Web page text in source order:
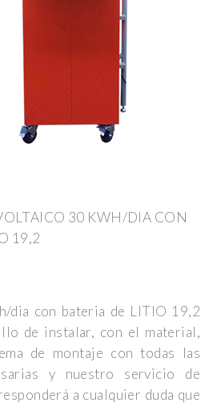
30 KWH/DIA CON
19,2
dia con bateria de LITIO 19,2
de instalar, con el material,
de montaje con todas las
y nuestro servicio de
a cualquier duda que